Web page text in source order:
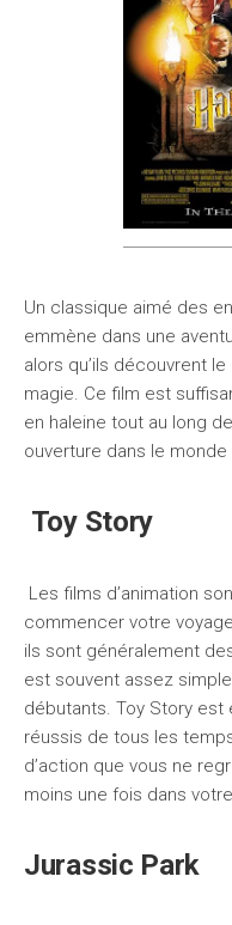
Un classique aimé des
emmène dans une
alors qu’ils découvrent
magie. Ce film est
en haleine tout au long
ouverture dans le
Toy Story
Les films d’animation
commencer votre
ils sont généralement
est souvent assez
débutants. Toy Story est
réussis de tous les
d’action que vous ne
moins une fois dans
Jurassic Park